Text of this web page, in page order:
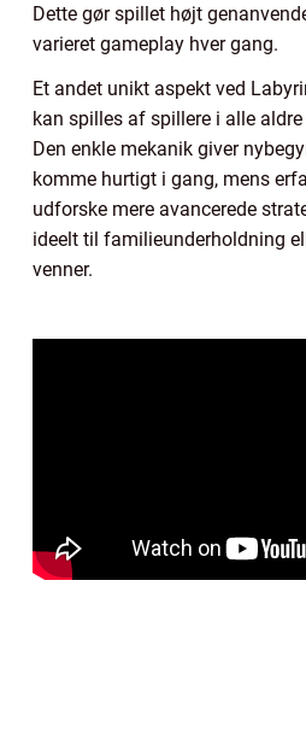
Dette gør spillet højt
varieret gameplay hver gang.
Et andet unikt aspekt ved
kan spilles af spillere i alle
Den enkle mekanik giver
komme hurtigt i gang, mens
udforske mere avancerede
ideelt til familieunderholdning
venner.